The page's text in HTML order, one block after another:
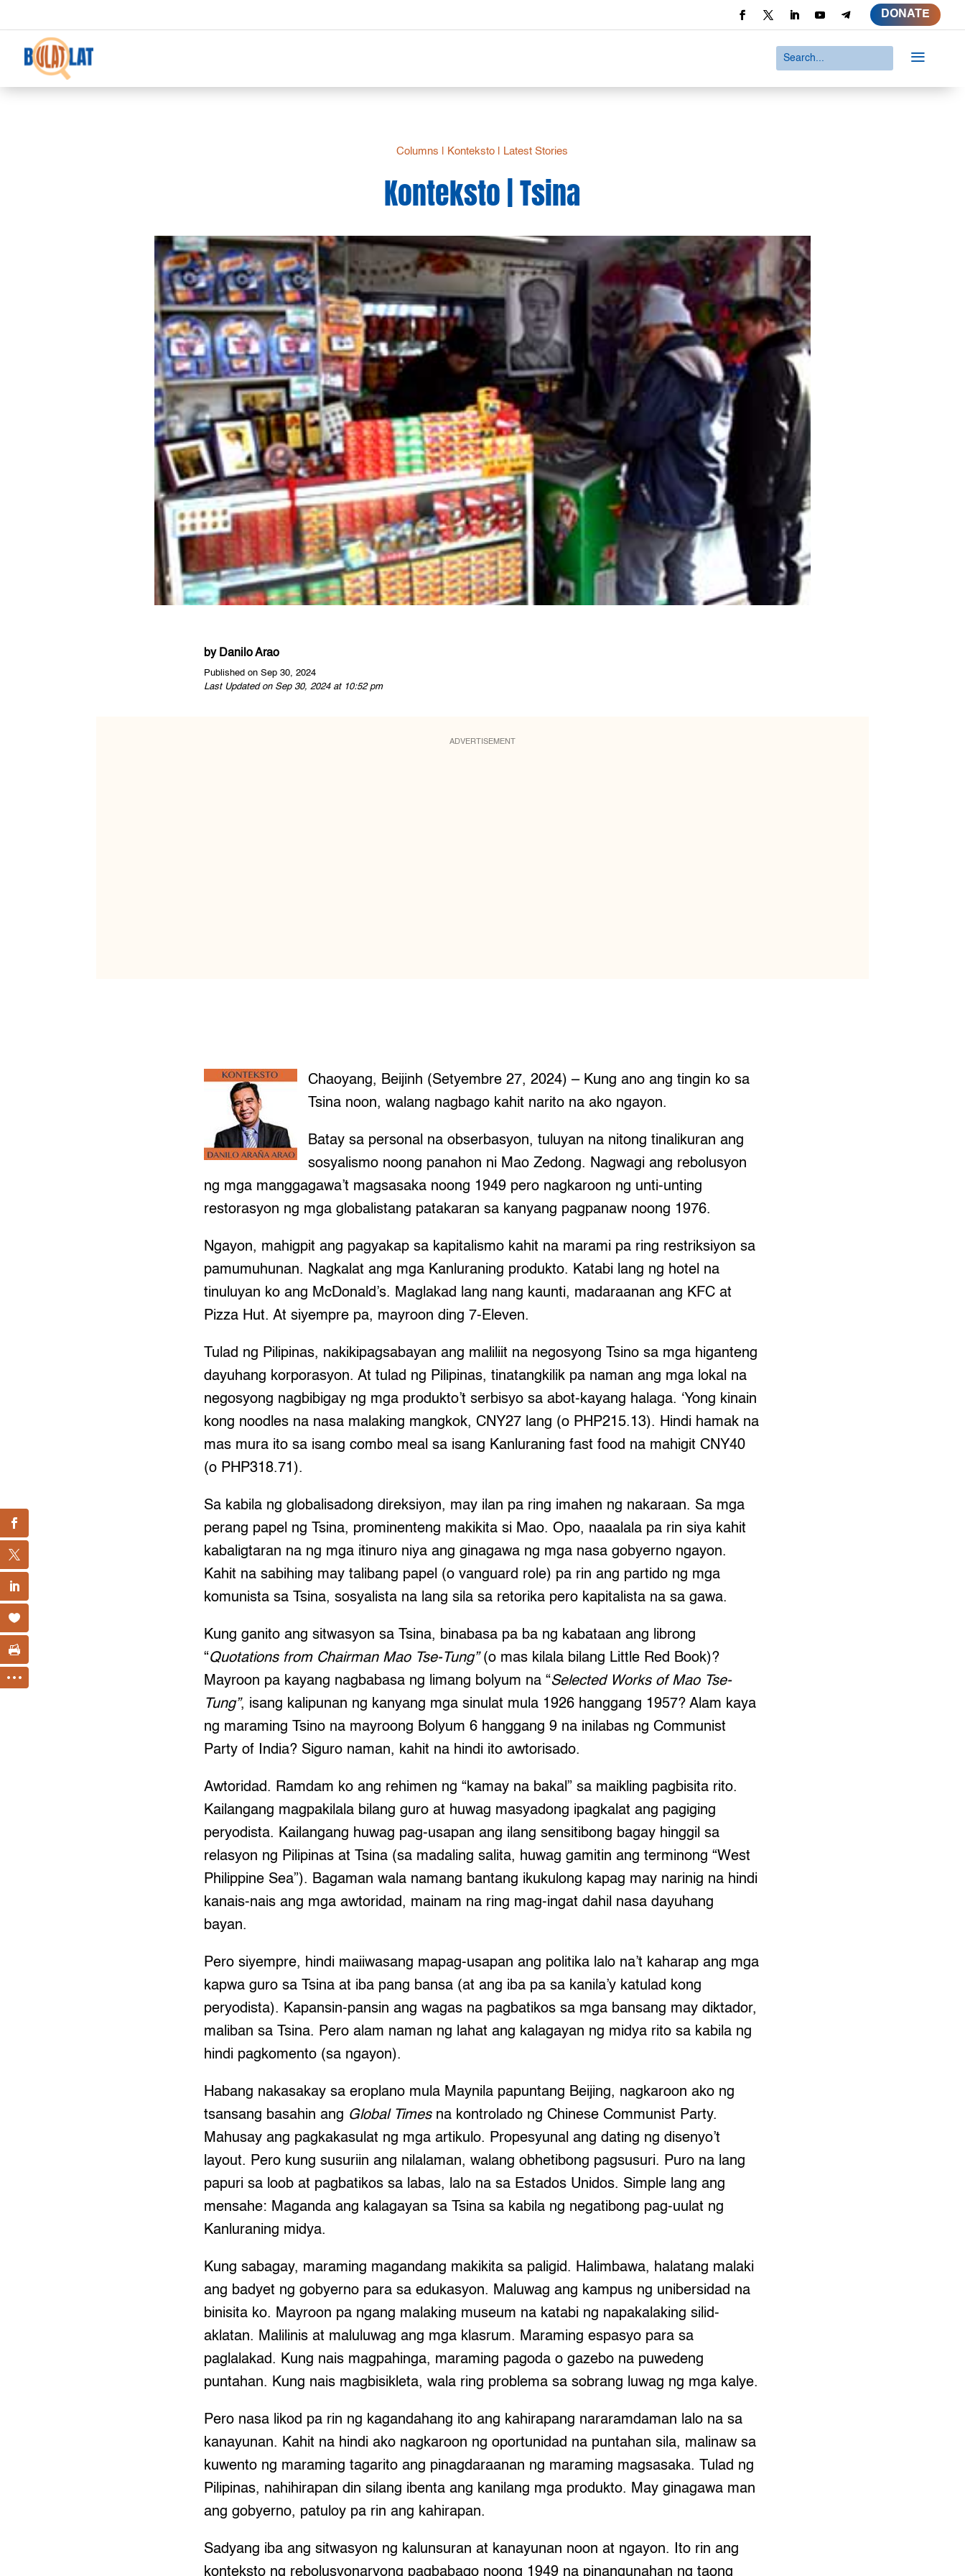
DONATE
a
Columns Konteksto Latest Stories
Konteksto | Tsina
by Danilo Arao
Published on Sep 30, 2024
Last Updated on Sep 30, 2024 at 10:52 pm
ADVERTISEMENT
Chaoyang, Beijinh (Setyembre 27, 2024) – Kung ano ang tingin ko sa
Tsina noon, walang nagbago kahit narito na ako ngayon.
Batay sa personal na obserbasyon, tuluyan na nitong tinalikuran ang
sosyalismo noong panahon ni Mao Zedong. Nagwagi ang rebolusyon
ng mga manggagawa’t magsasaka noong 1949 pero nagkaroon ng unti-unting
restorasyon ng mga globalistang patakaran sa kanyang pagpanaw noong 1976.
Ngayon, mahigpit ang pagyakap sa kapitalismo kahit na marami pa ring restriksiyon sa
pamumuhunan. Nagkalat ang mga Kanluraning produkto. Katabi lang ng hotel na
tinuluyan ko ang McDonald’s. Maglakad lang nang kaunti, madaraanan ang KFC at
Pizza Hut. At siyempre pa, mayroon ding 7-Eleven.
Tulad ng Pilipinas, nakikipagsabayan ang maliliit na negosyong Tsino sa mga higanteng
dayuhang korporasyon. At tulad ng Pilipinas, tinatangkilik pa naman ang mga lokal na
negosyong nagbibigay ng mga produkto’t serbisyo sa abot-kayang halaga. ‘Yong kinain
kong noodles na nasa malaking mangkok, CNY27 lang (o PHP215.13). Hindi hamak na
mas mura ito sa isang combo meal sa isang Kanluraning fast food na mahigit CNY40
(o PHP318.71).
Sa kabila ng globalisadong direksiyon, may ilan pa ring imahen ng nakaraan. Sa mga
perang papel ng Tsina, prominenteng makikita si Mao. Opo, naaalala pa rin siya kahit
kabaligtaran na ng mga itinuro niya ang ginagawa ng mga nasa gobyerno ngayon.
Kahit na sabihing may talibang papel (o vanguard role) pa rin ang partido ng mga
komunista sa Tsina, sosyalista na lang sila sa retorika pero kapitalista na sa gawa.
Kung ganito ang sitwasyon sa Tsina, binabasa pa ba ng kabataan ang librong
“Quotations from Chairman Mao Tse-Tung”(o mas kilala bilang Little Red Book)?
Mayroon pa kayang nagbabasa ng limang bolyum na “Selected Works of Mao Tse-
Tung”, isang kalipunan ng kanyang mga sinulat mula 1926 hanggang 1957? Alam kaya
ng maraming Tsino na mayroong Bolyum 6 hanggang 9 na inilabas ng Communist
Party of India? Siguro naman, kahit na hindi ito awtorisado.
Awtoridad. Ramdam ko ang rehimen ng “kamay na bakal” sa maikling pagbisita rito.
Kailangang magpakilala bilang guro at huwag masyadong ipagkalat ang pagiging
peryodista. Kailangang huwag pag-usapan ang ilang sensitibong bagay hinggil sa
relasyon ng Pilipinas at Tsina (sa madaling salita, huwag gamitin ang terminong “West
Philippine Sea”). Bagaman wala namang bantang ikukulong kapag may narinig na hindi
kanais-nais ang mga awtoridad, mainam na ring mag-ingat dahil nasa dayuhang
bayan.
Pero siyempre, hindi maiiwasang mapag-usapan ang politika lalo na’t kaharap ang mga
kapwa guro sa Tsina at iba pang bansa (at ang iba pa sa kanila’y katulad kong
peryodista). Kapansin-pansin ang wagas na pagbatikos sa mga bansang may diktador,
maliban sa Tsina. Pero alam naman ng lahat ang kalagayan ng midya rito sa kabila ng
hindi pagkomento (sa ngayon).
Habang nakasakay sa eroplano mula Maynila papuntang Beijing, nagkaroon ako ng
tsansang basahin ang Global Timesna kontrolado ng Chinese Communist Party.
Mahusay ang pagkakasulat ng mga artikulo. Propesyunal ang dating ng disenyo’t
layout. Pero kung susuriin ang nilalaman, walang obhetibong pagsusuri. Puro na lang
papuri sa loob at pagbatikos sa labas, lalo na sa Estados Unidos. Simple lang ang
mensahe: Maganda ang kalagayan sa Tsina sa kabila ng negatibong pag-uulat ng
Kanluraning midya.
Kung sabagay, maraming magandang makikita sa paligid. Halimbawa, halatang malaki
ang badyet ng gobyerno para sa edukasyon. Maluwag ang kampus ng unibersidad na
binisita ko. Mayroon pa ngang malaking museum na katabi ng napakalaking silid-
aklatan. Malilinis at maluluwag ang mga klasrum. Maraming espasyo para sa
paglalakad. Kung nais magpahinga, maraming pagoda o gazebo na puwedeng
puntahan. Kung nais magbisikleta, wala ring problema sa sobrang luwag ng mga kalye.
Pero nasa likod pa rin ng kagandahang ito ang kahirapang nararamdaman lalo na sa
kanayunan. Kahit na hindi ako nagkaroon ng oportunidad na puntahan sila, malinaw sa
kuwento ng maraming tagarito ang pinagdaraanan ng maraming magsasaka. Tulad ng
Pilipinas, nahihirapan din silang ibenta ang kanilang mga produkto. May ginagawa man
ang gobyerno, patuloy pa rin ang kahirapan.
Sadyang iba ang sitwasyon ng kalunsuran at kanayunan noon at ngayon. Ito rin ang
konteksto ng rebolusyonaryong pagbabago noong 1949 na pinangunahan ng taong